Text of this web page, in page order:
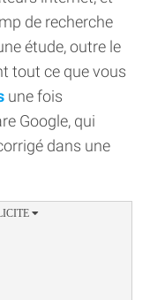
de recherche
étude, outre le
tout ce que vous
une fois
Google, qui
dans une